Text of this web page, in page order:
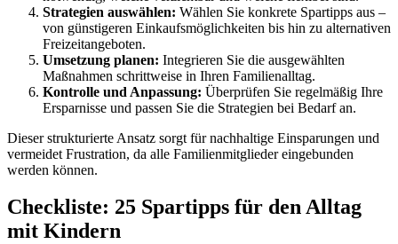
Strategien auswählen: Wählen Sie konkrete Spartipps aus –
von günstigeren Einkaufsmöglichkeiten bis hin zu alternativen
Freizeitangeboten.
Umsetzung planen: Integrieren Sie die ausgewählten
Maßnahmen schrittweise in Ihren Familienalltag.
Kontrolle und Anpassung: Überprüfen Sie regelmäßig Ihre
Ersparnisse und passen Sie die Strategien bei Bedarf an.
Dieser strukturierte Ansatz sorgt für nachhaltige Einsparungen und
vermeidet Frustration, da alle Familienmitglieder eingebunden
werden können.
Checkliste: 25 Spartipps für den Alltag
mit Kindern